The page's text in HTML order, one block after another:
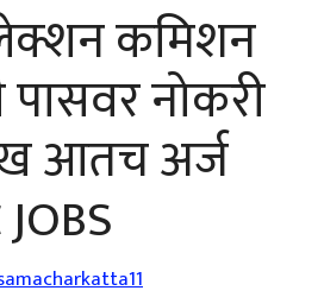
कमिशन
नोकरी
आतच अर्ज